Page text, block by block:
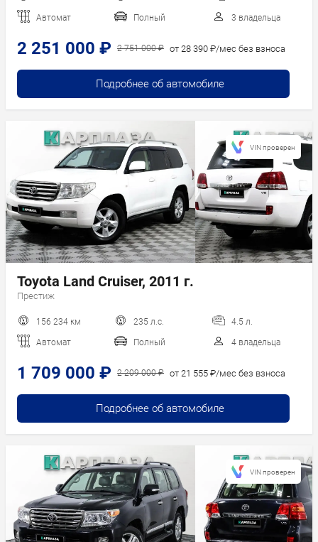
Автомат Полный 3 владельца
2 251 000 ₽ 2 751 000 ₽ от 28 390 ₽/мес без взноса
Подробнее об автомобиле
Toyota Land Cruiser, 2011 г.
Престиж
156 234 км 235 л.с. 4.5 л.
Автомат Полный 4 владельца
1 709 000 ₽ 2 209 000 ₽ от 21 555 ₽/мес без взноса
Подробнее об автомобиле
VIN проверен
VIN проверен